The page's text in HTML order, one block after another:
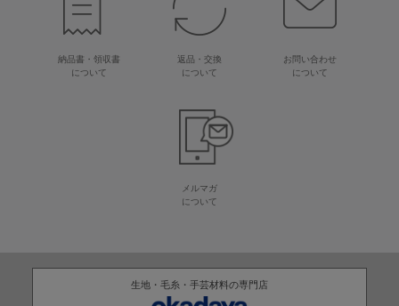
納品書・領収書
について
返品・交換
について
お問い合わせ
について
メルマガ
について
生地・毛糸・手芸材料の専門店